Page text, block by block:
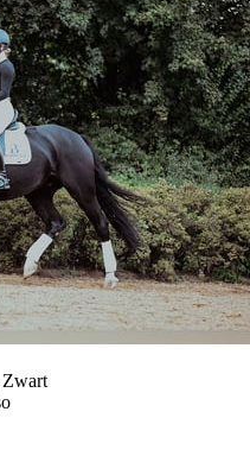
Zwart